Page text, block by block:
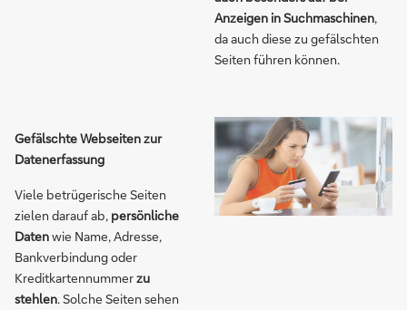
Anzeigen in Suchmaschinen,
da auch diese zu gefälschten
Seiten führen können.
Gefälschte Webseiten zur
Datenerfassung
Viele betrügerische Seiten
zielen darauf ab, persönliche
Datenwie Name, Adresse,
Bankverbindung oder
Kreditkartennummerzu
stehlen. Solche Seiten sehen